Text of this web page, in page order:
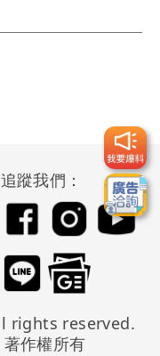
追蹤我們：
rights reserved.
作權所有